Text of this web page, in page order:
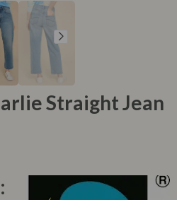
Straight Jean